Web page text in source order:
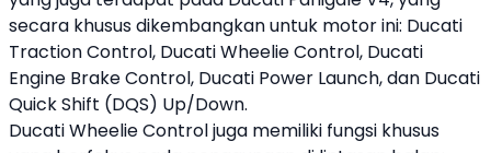
secara khusus dikembangkan untuk motor ini: Ducati
Traction Control, DucatiWheelie Control, Ducati
Engine Brake Control, Ducati Power Launch, dan Ducati
Quick Shift (DQS) Up/Down.
DucatiWheelie Control juga memiliki fungsi khusus